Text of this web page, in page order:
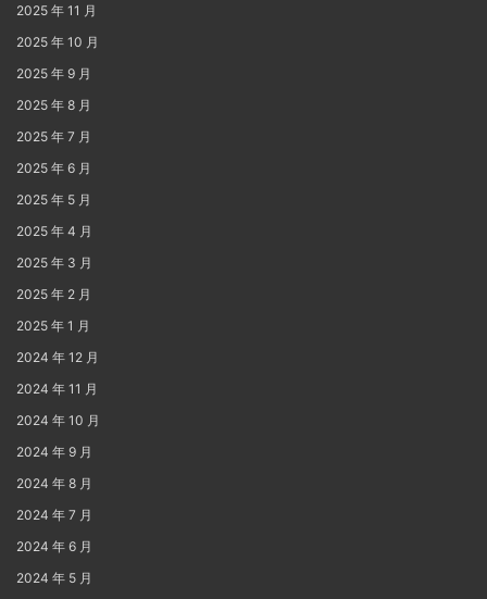
2025 年 11 月
2025 年 10 月
2025 年 9 月
2025 年 8 月
2025 年 7 月
2025 年 6 月
2025 年 5 月
2025 年 4 月
2025 年 3 月
2025 年 2 月
2025 年 1 月
2024 年 12 月
2024 年 11 月
2024 年 10 月
2024 年 9 月
2024 年 8 月
2024 年 7 月
2024 年 6 月
2024 年 5 月